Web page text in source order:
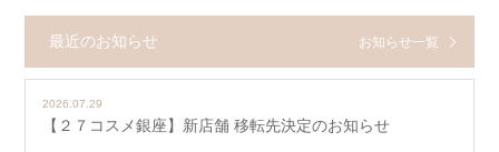
最近のお知らせ お知らせ一覧
2026.07.29
【２７コスメ銀座】新店舗 移転先決定のお知らせ